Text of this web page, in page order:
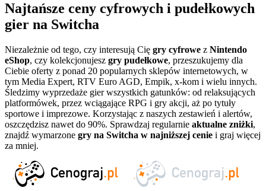
Najtańsze ceny cyfrowych i pudełkowych
gier na Switcha
Niezależnie od tego, czy interesują Cię gry cyfrowe z Nintendo
eShop, czy kolekcjonujesz gry pudełkowe, przeszukujemy dla
Ciebie oferty z ponad 20 popularnych sklepów internetowych, w
tym Media Expert, RTV Euro AGD, Empik, x-kom i wielu innych.
Śledzimy wyprzedaże gier wszystkich gatunków: od relaksujących
platformówek, przez wciągające RPG i gry akcji, aż po tytuły
sportowe i imprezowe. Korzystając z naszych zestawień i alertów,
oszczędzisz nawet do 90%. Sprawdzaj regularnie aktualne zniżki,
znajdź wymarzone gry na Switcha w najniższej cenie i graj więcej
za mniej.